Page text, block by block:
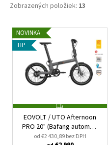
Zobrazených položiek: 13
V
ý
r
NOVINKA
TIP
Z
D
A
R
M
EOVOLT / UTO Afternoon
PRO 20" (Bafang automat,
model 2025)
od €2 430,89 bez DPH